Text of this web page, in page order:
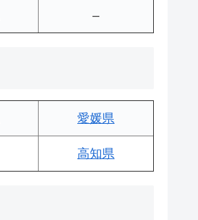
–
愛媛県
高知県